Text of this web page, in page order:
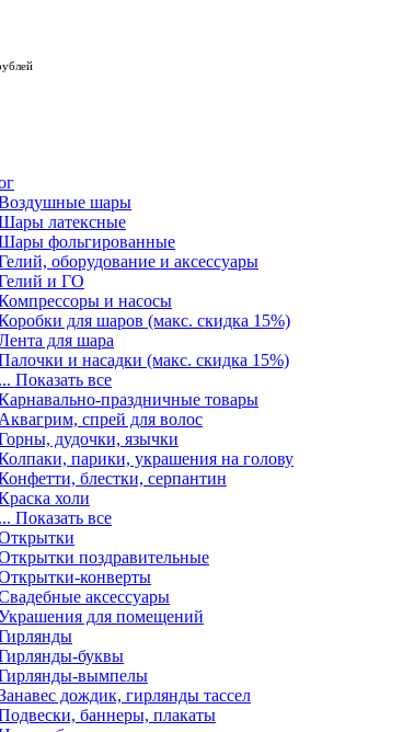
шары
латексные
фольгированные
оборудование и аксессуары
и ГО
и насосы
для шаров (макс. скидка 15%)
для шара
и насадки (макс. скидка 15%)
... Показать все
праздничные товары
Аквагрим, спрей для волос
дудочки, язычки
парики, украшения на голову
блестки, серпантин
холи
... Показать все
поздравительные
конверты
аксессуары
для помещений
буквы
вымпелы
дождик, гирлянды тассел
баннеры, плакаты